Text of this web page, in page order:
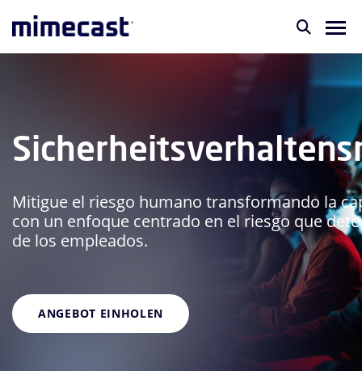
Mitigue el riesgo humano transformando la
con un enfoque centrado en el riesgo que
de los empleados.
ANGEBOT EINHOLEN